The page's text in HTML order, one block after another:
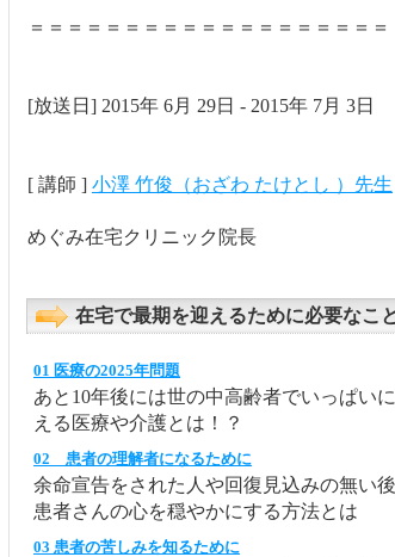
＝＝＝＝＝＝＝＝＝＝＝＝＝＝＝＝＝＝＝
[放送日] 2015年 6月 29日 - 2015年 7月 3日
[ 講師 ] 小澤 竹俊（おざわ たけとし ）先生
めぐみ在宅クリニック院長
在宅で最期を迎えるために必要なこ
01 医療の2025年問題
あと10年後には世の中高齢者でいっぱい
える医療や介護とは！？
02 患者の理解者になるために
余命宣告をされた人や回復見込みの無い
患者さんの心を穏やかにする方法とは
03 患者の苦しみを知るために